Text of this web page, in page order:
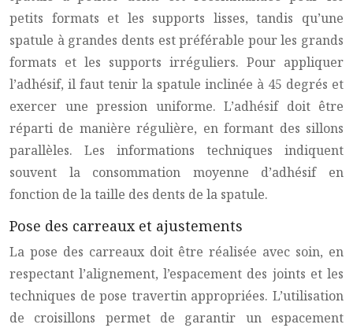
petits formats et les supports lisses, tandis qu’une
spatule à grandes dents est préférable pour les grands
formats et les supports irréguliers. Pour appliquer
l’adhésif, il faut tenir la spatule inclinée à 45 degrés et
exercer une pression uniforme. L’adhésif doit être
réparti de manière régulière, en formant des sillons
parallèles. Les informations techniques indiquent
souvent la consommation moyenne d’adhésif en
fonction de la taille des dents de la spatule.
Pose des carreaux et ajustements
La pose des carreaux doit être réalisée avec soin, en
respectant l’alignement, l’espacement des joints et les
techniques depose travertin appropriées. L’utilisation
de croisillons permet de garantir un espacement